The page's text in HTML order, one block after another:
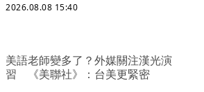
2026.08.08 15:40
美語老師變多了？外媒關注漢光演
習 《美聯社》：台美更緊密